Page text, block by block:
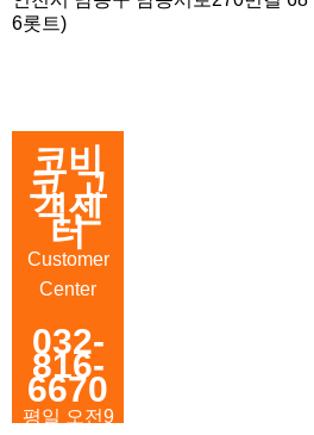
6롯트)
코비
코 고
객센
터
Customer
Center
032-
816-
6670
평일 오전9